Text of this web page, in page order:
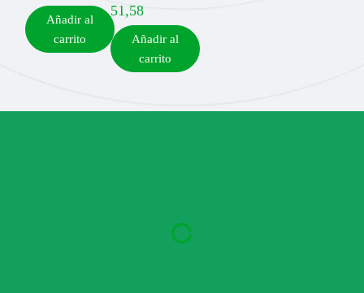
Añadir al
carrito
51,58
Añadir al
carrito